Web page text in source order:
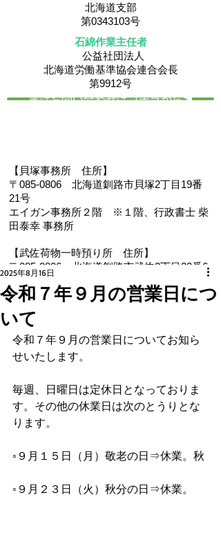
北海道支部
第0343103号
石綿作業主任者
公益社団法人
​北海道労働基準協会連合会長
第9912号
電話お問い合わせはコチラから☚
【貝塚事務所 住所】
〒085-0806 北海道釧路市貝塚2丁目19番
21号
エイガン事務所２階
※１階、 行政書士 柴
田泰幸 事務所
【武佐荷物一時預り所 住所】
〒085-0806 北海道釧路市武佐2丁目22番6
【メール】 eigan@ab.auone-net.jp
【営業時間】 ９：００～１８：００
【定休日】 日曜､祝日
【インボイス登録番号】T1810632866930
メールお問い合わせはコチラから ☚
令和７年９月の営業日につ
いて
2025年8月16日
令和７年９月の営業日についてお知ら
せいたします。
毎週、日曜日は定休日となっておりま
す。その他の休業日は次のとうりとな
ります。
◦９月１５日（月）敬老の日⇒休業。秋
◦９月２３日（火）秋分の日⇒休業。